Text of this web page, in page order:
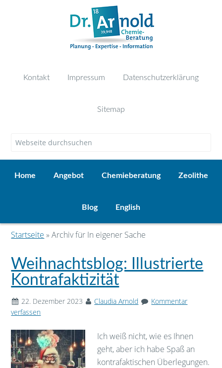
Kontakt Impressum Datenschutzerklärung
Sitemap
Home Angebot Chemieberatung Zeolithe
Blog English
Startseite » Archiv für In eigener Sache
Weihnachtsblog: Illustrierte
Kontrafaktizität
22. Dezember 2023 Claudia Arnold
Kommentar
verfassen
Ich weiß nicht, wie es Ihnen
geht, aber ich habe Spaß an
kontrafaktischen Überlegungen.